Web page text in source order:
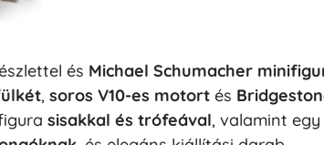
Könyvek
és Michael Schumacher
, soros V10-es motortés
sisakkal és trófeával, valamint egy